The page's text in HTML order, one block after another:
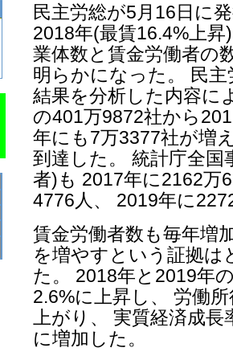
民主労総が5月16日に
2018年(最賃16.4%上
業体数と賃金労働者の
明らかになった。 民
結果を分析した内容に
の401万9872社から
年にも7万3377社が増
到達した。 統計庁全国
者)も 2017年に2162万
4776人、 2019年に
賃金労働者数も毎年増
を増やすという証拠
た。 2018年と2019年
2.6%に上昇し、 労働
上がり、 実質経済成
に増加した。